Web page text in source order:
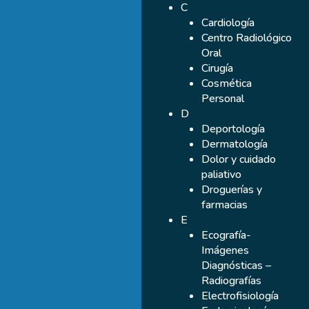
C
Cardiología
Centro Radiológico
Oral
Cirugía
Cosmética
Personal
D
Deportología
Dermatología
Dolor y cuidado
paliativo
Droguerías y
farmacias
E
Ecografía-
Imágenes
Diagnósticas –
Radiografías
Electrofisiología